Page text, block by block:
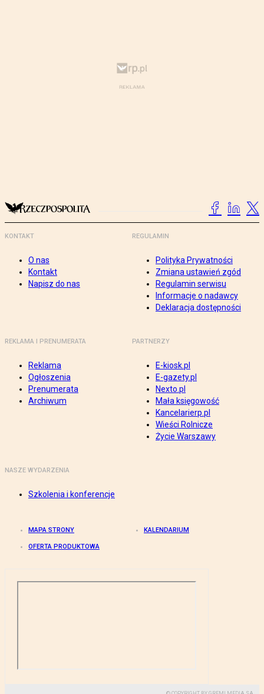
KONTAKT
O nas
Kontakt
Napisz do nas
REGULAMIN
Polityka Prywatności
Zmiana ustawień zgód
Regulamin serwisu
Informacje o nadawcy
Deklaracja dostępności
REKLAMA I PRENUMERATA
Reklama
Ogłoszenia
Prenumerata
Archiwum
PARTNERZY
E-kiosk.pl
E-gazety.pl
Nexto.pl
Mała księgowość
Kancelarierp.pl
Wieści Rolnicze
Życie Warszawy
NASZE WYDARZENIA
Szkolenia i konferencje
MAPA STRONY KALENDARIUM
OFERTA PRODUKTOWA